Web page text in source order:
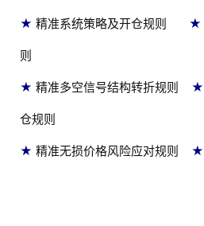
★ 精准系统策略及开仓规则 ★
则
★ 精准多空信号结构转折规则 ★
仓规则
★ 精准无损价格风险应对规则 ★